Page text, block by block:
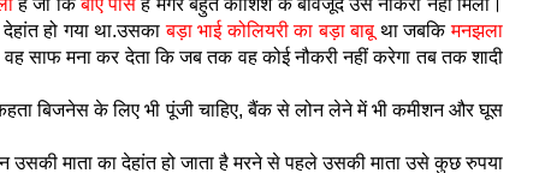
है जो किबीए पासहै मगर बहुत कोशिश के बावजूद उसे नौकरी नहीं मिला।
हो गया था.उसकाबड़ा भाई कोलियरी का बड़ा बाबू था जबकिमनझला
साफ मना कर देता कि जब तक वह कोई नौकरी नहीं करेगा तब तक शादी
बिजनेस के लिए भी पूंजी चाहिए, बैंक से लोन लेने में भी कमीशन और घूस
माता का देहांत हो जाता है मरने से पहले उसकी माता उसे कुछ रुपया